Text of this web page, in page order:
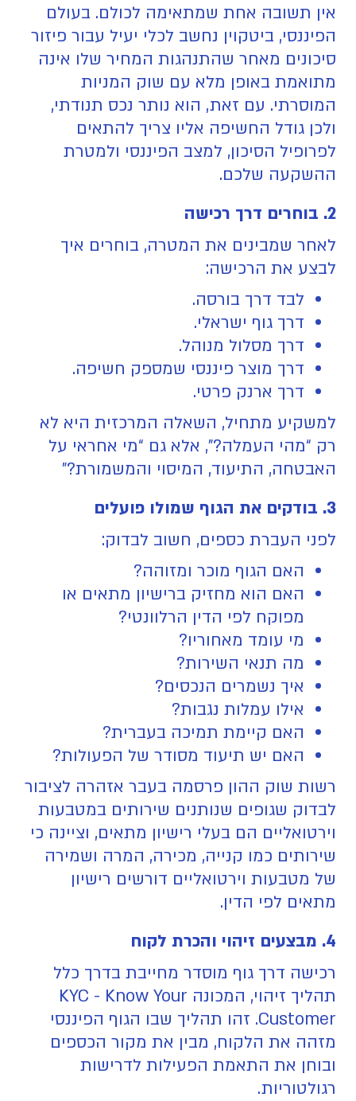
אין תשובה אחת שמתאימה לכולם. בעולם
הפיננסי, ביטקוין נחשב לכלי יעיל עבור פיזור
סיכונים מאחר שהתנהגות המחיר שלו אינה
מתואמת באופן מלא עם שוק המניות
המוסרתי. עם זאת, הוא נותר נכס תנודתי,
ולכן גודל החשיפה אליו צריך להתאים
לפרופיל הסיכון, למצב הפיננסי ולמטרת
ההשקעה שלכם.
2. בוחרים דרך רכישה
לאחר שמבינים את המטרה, בוחרים איך
לבצע את הרכישה:
לבד דרך בורסה.
דרך גוף ישראלי.
דרך מסלול מנוהל.
דרך מוצר פיננסי שמספק חשיפה.
דרך ארנק פרטי.
למשקיע מתחיל, השאלה המרכזית היא לא
רק “מהי העמלה?”, אלא גם “מי אחראי על
האבטחה, התיעוד, המיסוי והמשמורת?”
3. בודקים את הגוף שמולו פועלים
לפני העברת כספים, חשוב לבדוק:
האם הגוף מוכר ומזוהה?
האם הוא מחזיק ברישיון מתאים או
מפוקח לפי הדין הרלוונטי?
מי עומד מאחוריו?
מה תנאי השירות?
איך נשמרים הנכסים?
אילו עמלות נגבות?
האם קיימת תמיכה בעברית?
האם יש תיעוד מסודר של הפעולות?
רשות שוק ההון פרסמה בעבר אזהרה לציבור
לבדוק שגופים שנותנים שירותים במטבעות
וירטואליים הם בעלי רישיון מתאים, וציינה כי
שירותים כמו קנייה, מכירה, המרה ושמירה
של מטבעות וירטואליים דורשים רישיון
מתאים לפי הדין.
4. מבצעים זיהוי והכרת לקוח
רכישה דרך גוף מוסדר מחייבת בדרך כלל
תהליך זיהוי, המכונה KYC - Know Your
Customer. זהו תהליך שבו הגוף הפיננסי
מזהה את הלקוח, מבין את מקור הכספים
ובוחן את התאמת הפעילות לדרישות
רגולטוריות.